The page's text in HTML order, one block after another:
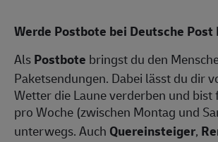
Werde Postbote bei Deutsche Post
AlsPostbote bringst du den
Paketsendungen. Dabei lässt du dir
Wetter die Laune verderben und
pro Woche (zwischen Montag und
unterwegs. Auch Quereinsteiger,